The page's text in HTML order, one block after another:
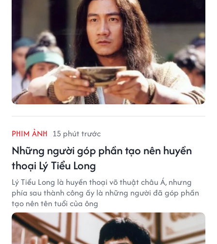
15 phút trước
Những người góp phần tạo nên huyền
thoại Lý Tiểu Long
Lý Tiểu Long là huyền thoại võ thuật châu Á, nhưng
phía sau thành công ấy là những người đã góp phần
tạo nên tên tuổi của ông
PHIM ẢNH 15 phút trước